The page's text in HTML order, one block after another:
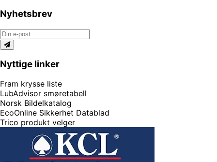
Nyhetsbrev
Nyttige linker
Fram krysse liste
LubAdvisor smøretabell
Norsk Bildelkatalog
EcoOnline Sikkerhet Datablad
Trico produkt velger